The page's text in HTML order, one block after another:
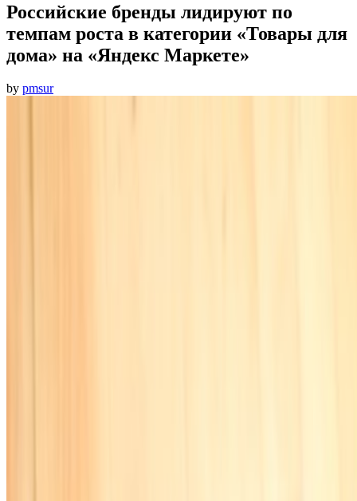
Российские бренды лидируют по
темпам роста в категории «Товары для
дома» на «Яндекс Маркете»
by pmsur